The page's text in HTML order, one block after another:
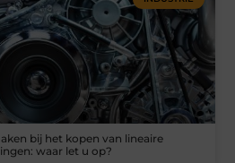
bij het kopen van lineaire
waar let u op?